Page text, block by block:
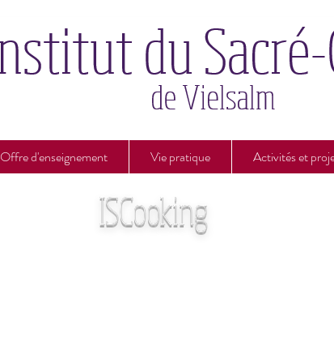
Offre d'enseignement Vie pratique Activités et
ISCooking